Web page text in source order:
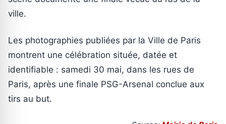
ville.
Les photographies publiées par la Ville de Paris
montrent une célébration située, datée et
identifiable : samedi 30 mai, dans les rues de
Paris, après une finale PSG-Arsenal conclue aux
tirs au but.